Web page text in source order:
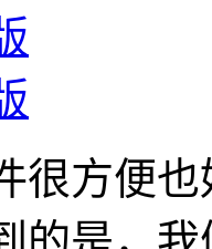
很方便